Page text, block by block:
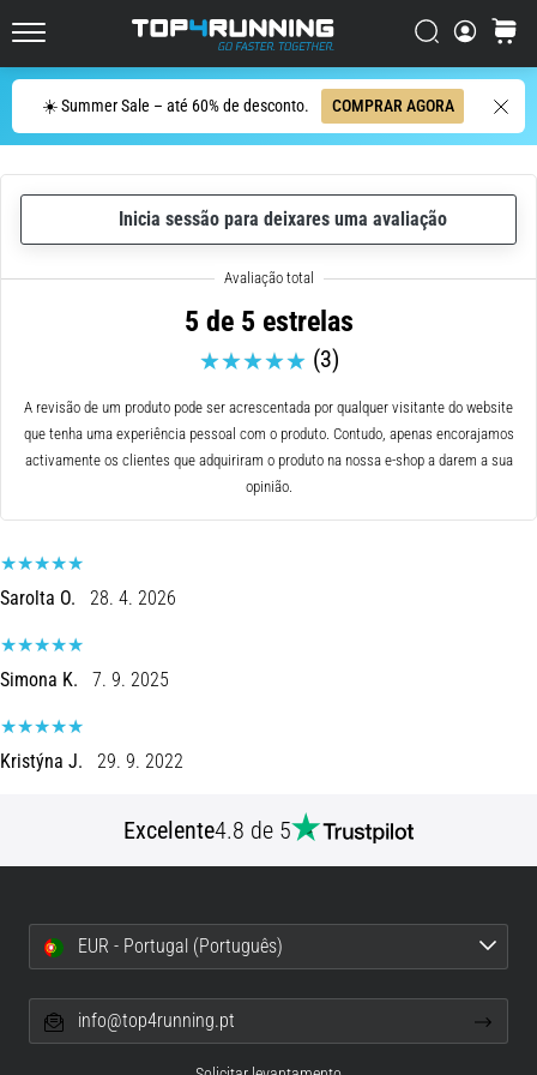
☀️ Summer Sale – até 60% de desconto. COMPRAR AGORA
Procurar
cesto
Procurar
corrida
maior
amortecimento?
Descubra
ténis
amortecimento
8 minutos lendo
Causas
comuns
dor
no
joelho
durante
e
após
corrida
no
afetar
todos
os
corredores
pelo
Inicia sessão para deixares uma avaliação
5 de 5 estrelas
(3)
A revisão de um produto pode ser acrescentada por qualquer visitante do website
que tenha uma experiência pessoal com o produto. Contudo, apenas encorajamos
activamente os clientes que adquiriram o produto na nossa e-shop a darem a sua
opinião.
Sarolta O. 28. 4. 2026
Simona K. 7. 9. 2025
Kristýna J. 29. 9. 2022
Excelente4.8 de 5
EUR - Portugal (Português)
info@top4running.pt